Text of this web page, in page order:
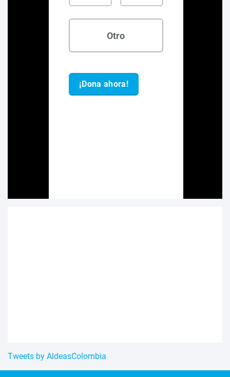
Tweets by AldeasColombia